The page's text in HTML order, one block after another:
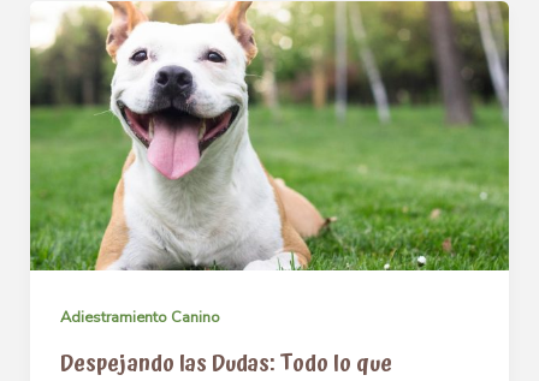
Adiestramiento Canino
Despejando las Dudas: Todo lo que